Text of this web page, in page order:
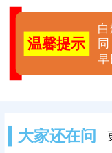
温馨提示
早
大家还在问